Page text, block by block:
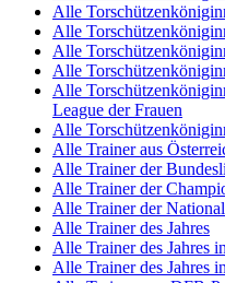
Alle
Alle
Alle
Alle
Alle
League der Frauen
Alle
Alle Trainer aus
Alle Trainer der
Alle Trainer der
Alle Trainer der
Alle Trainer des Jahres
Alle Trainer des Jahres
Alle Trainer des Jahres